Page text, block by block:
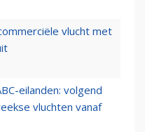
vlucht met
eilanden: volgend
vluchten vanaf